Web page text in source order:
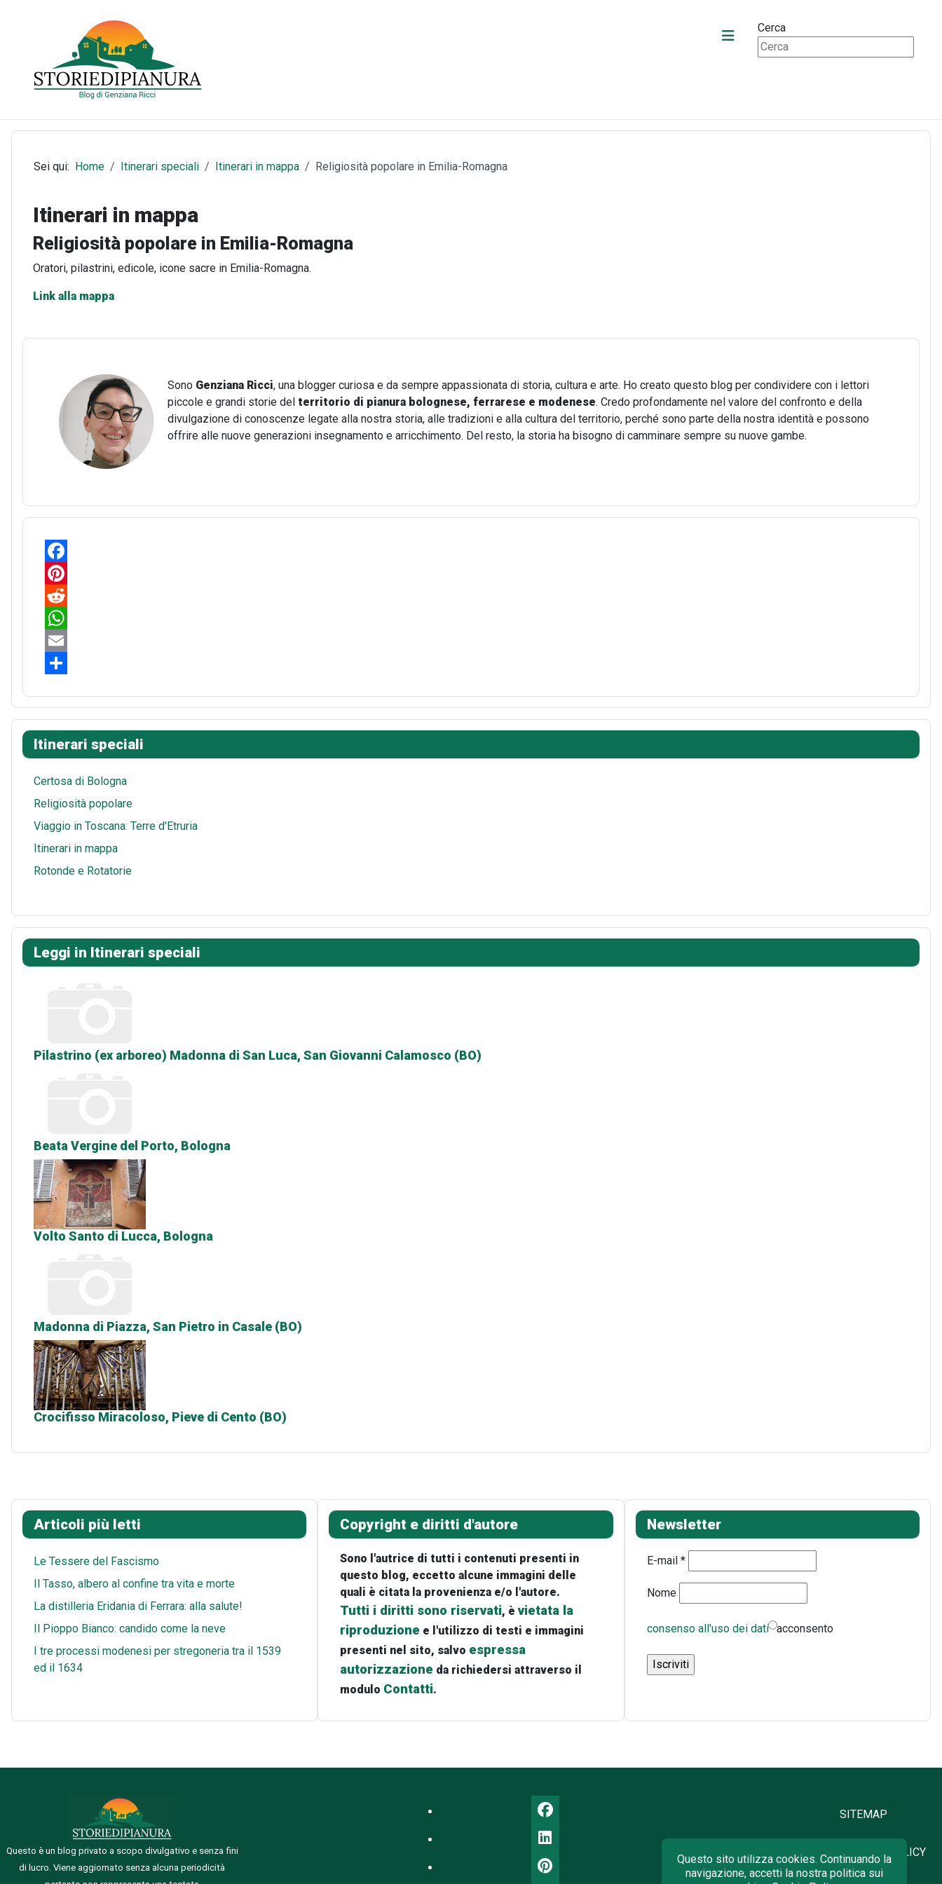
Cerca
Sei qui: Home Itinerari speciali Itinerari in mappa Religiosità popolare in Emilia-Romagna
Itinerari in mappa
Religiosità popolare in Emilia-Romagna
Oratori, pilastrini, edicole, icone sacre in Emilia-Romagna.
Link alla mappa
Sono Genziana Ricci, una blogger curiosa e da sempre appassionata di storia, cultura e arte. Ho creato questo blog per condividere con i lettori
piccole e grandi storie del territorio di pianura bolognese, ferrarese e modenese. Credo profondamente nel valore del confronto e della
divulgazione di conoscenze legate alla nostra storia, alle tradizioni e alla cultura del territorio, perché sono parte della nostra identità e possono
offrire alle nuove generazioni insegnamento e arricchimento. Del resto, la storia ha bisogno di camminare sempre su nuove gambe.
F
a
c
e
b
o
k
P
n
r
e
s
R
e
d
i
t
W
h
t
s
A
p
E
a
i
l
h
a
r
Itinerari speciali
Certosa di Bologna
Religiosità popolare
Viaggio in Toscana: Terre d'Etruria
Itinerari in mappa
Rotonde e Rotatorie
Leggi in Itinerari speciali
Pilastrino (ex arboreo) Madonna di San Luca, San Giovanni Calamosco (BO)
Beata Vergine del Porto, Bologna
Volto Santo di Lucca, Bologna
Madonna di Piazza, San Pietro in Casale (BO)
Crocifisso Miracoloso, Pieve di Cento (BO)
Articoli più letti
Le Tessere del Fascismo
Il Tasso, albero al confine tra vita e morte
La distilleria Eridania di Ferrara: alla salute!
Il Pioppo Bianco: candido come la neve
I tre processi modenesi per stregoneria tra il 1539
ed il 1634
Copyright e diritti d'autore
Sono l'autrice di tutti i contenuti presenti in
questo blog, eccetto alcune immagini delle
quali è citata la provenienza e/o l'autore.
Tutti i diritti sono riservati, è vietata la
riproduzione e l'utilizzo di testi e immagini
presenti nel sito, salvo espressa
autorizzazione da richiedersi attraverso il
modulo Contatti.
Newsletter
E-mail *
Nome
consenso all'uso dei dati acconsento
Questo è un blog privato a scopo divulgativo e senza fini
di lucro. Viene aggiornato senza alcuna periodicità
SITEMAP
PRIVACY POLICY
Questo sito utilizza cookies. Continuando la
navigazione, accetti la nostra politica sui